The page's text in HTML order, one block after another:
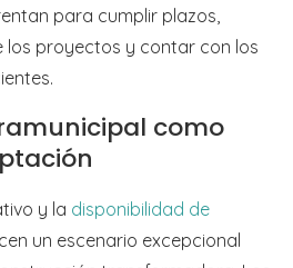
para cumplir plazos,
los proyectos y contar con los
como
y la disponibilidad de
un escenario excepcional